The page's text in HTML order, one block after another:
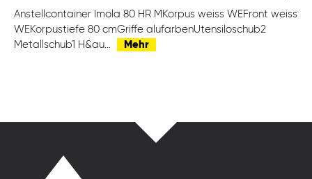
Anstellcontainer Imola 80 HR MKorpus weiss WEFront weiss
WEKorpustiefe 80 cmGriffe alufarbenUtensiloschub2
Metallschub1 H&au…
Mehr